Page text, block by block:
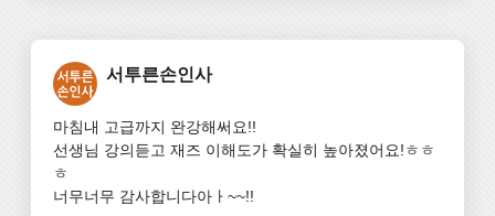
서투른손인사
마침내 고급까지 완강해써요!!
선생님 강의듣고 재즈 이해도가 확실히 높아졌어요!ㅎㅎ
ㅎ
너무너무 감사합니다아ㅏ~~!!